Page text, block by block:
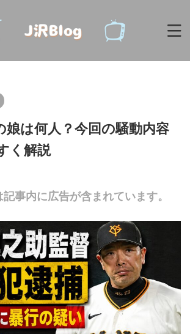
娘は何人？今回の騒動内容
く解説
事内に広告が含まれています。